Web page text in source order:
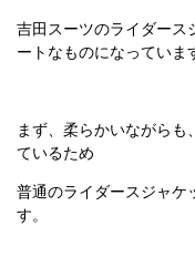
吉田スーツのライダース
ートなものになっていま
まず、柔らかいながら
ているため
普通のライダースジャケ
す。